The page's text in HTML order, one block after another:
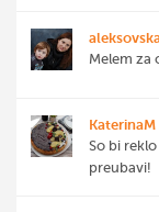
Melem za
KaterinaM
So bi
preubavi!